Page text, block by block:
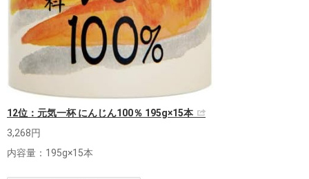
12位：元気一杯 にんじん100％ 195g×15本
3,268円
内容量：195g×15本